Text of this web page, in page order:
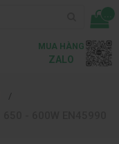
...
MUA HÀNG
ZALO